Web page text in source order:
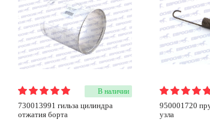
В наличии
730013991 гильза цилиндра
отжатия борта
950001720 пружина педального
узла